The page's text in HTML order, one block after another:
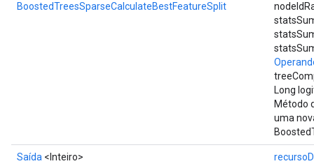
BoostedTreesSparseCalculateBestFeatureSplit
Long
Método
uma
Saída <Inteiro>